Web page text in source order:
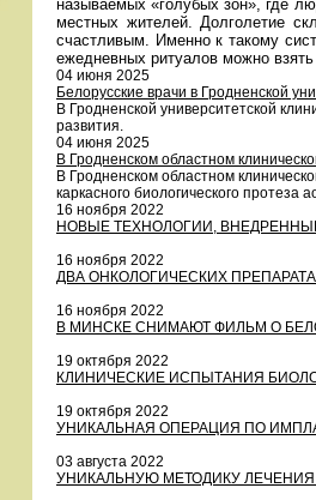
называемых «голубых зон», где
местных жителей. Долголетие
счастливым. Именно к такому
ежедневных ритуалов можно взять
04 июня 2025
Белорусские врачи в Гродненской
В Гродненской университетской
развития.
04 июня 2025
В Гродненском областном
В Гродненском областном
каркасного биологического протеза
16 ноября 2022
НОВЫЕ ТЕХНОЛОГИИ,
16 ноября 2022
ДВА ОНКОЛОГИЧЕСКИХ
16 ноября 2022
В МИНСКЕ СНИМАЮТ ФИЛЬМ О
19 октября 2022
КЛИНИЧЕСКИЕ ИСПЫТАНИЯ
19 октября 2022
УНИКАЛЬНАЯ ОПЕРАЦИЯ ПО
03 августа 2022
УНИКАЛЬНУЮ МЕТОДИКУ ЛЕЧЕНИЯ